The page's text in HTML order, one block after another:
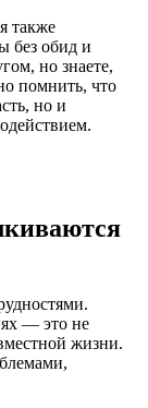
также
без обид и
но знаете,
помнить, что
но и
— это не
жизни.